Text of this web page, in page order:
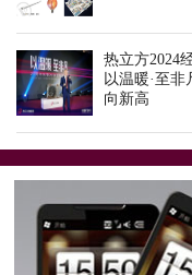
热立方2024
以温暖·至非
向新高